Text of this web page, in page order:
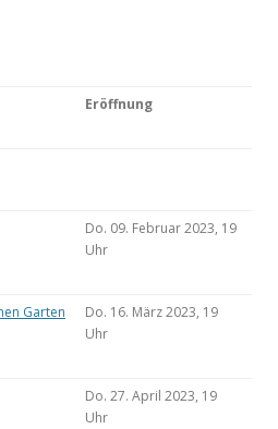
Eröffnung
Do. 09. Februar 2023, 19
Uhr
Garten
Do. 16. März 2023, 19
Uhr
Do. 27. April 2023, 19
Uhr